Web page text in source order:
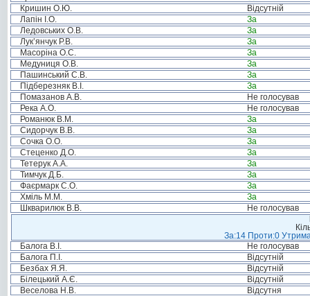
Кришин О.Ю.
Відсутній
Лапін І.О.
За
Ледовських О.В.
За
Лук’янчук Р.В.
За
Масоріна О.С.
За
Медуниця О.В.
За
Пашинський С.В.
За
Підберезняк В.І.
За
Помазанов А.В.
Не голосував
Река А.О.
Не голосував
Романюк В.М.
За
Сидорчук В.В.
За
Сочка О.О.
За
Стеценко Д.О.
За
Тетерук А.А.
За
Тимчук Д.Б.
За
Фаєрмарк С.О.
За
Хміль М.М.
За
Шкварилюк В.В.
Не голосував
За:14 Проти:0
Балога В.І.
Не голосував
Балога П.І.
Відсутній
Безбах Я.Я.
Відсутній
Білецький А.Є.
Відсутній
Веселова Н.В.
Відсутня